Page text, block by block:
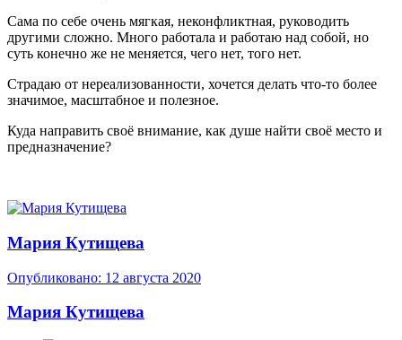
Сама по себе очень мягкая, неконфликтная, руководить
другими сложно. Много работала и работаю над собой, но
суть конечно же не меняется, чего нет, того нет.
Страдаю от нереализованности, хочется делать что-то более
значимое, масштабное и полезное.
Куда направить своё внимание, как душе найти своё место и
предназначение?
Мария Кутищева
Опубликовано: 12 августа 2020
Мария Кутищева